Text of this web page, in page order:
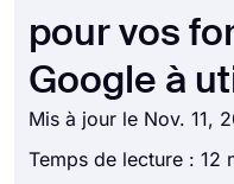
Tarification
pour vos
Google à
Mis à jour le Nov. 11,
Temps de lecture : 12